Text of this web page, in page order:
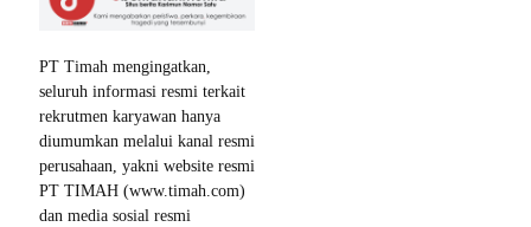
PT Timah mengingatkan,
seluruh informasi resmi terkait
rekrutmen karyawan hanya
diumumkan melalui kanal resmi
perusahaan, yakni website resmi
PT TIMAH (www.timah.com)
dan media sosial resmi